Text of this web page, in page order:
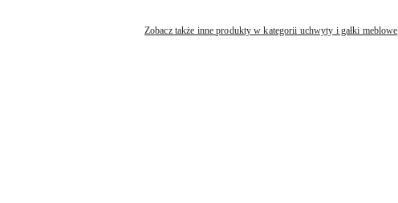
Zobacz także inne produkty w kategorii uchwyty i gałki meblowe